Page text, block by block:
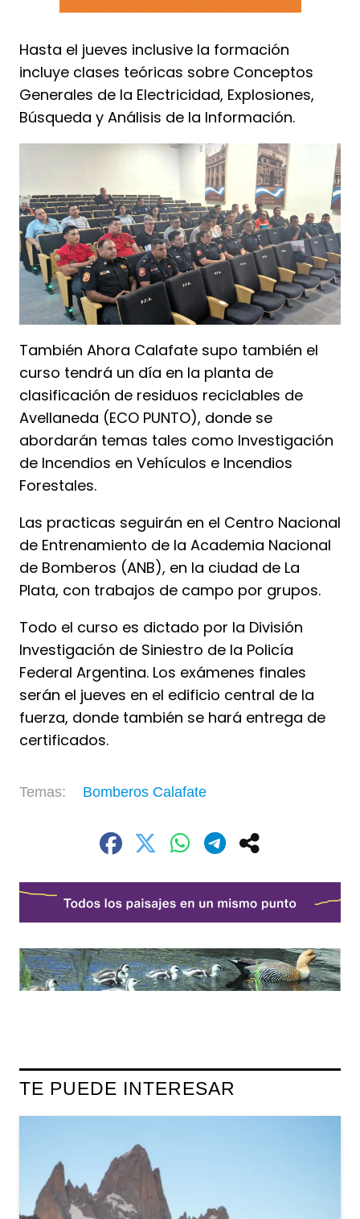
Hasta el jueves inclusive la formación
incluye clases teóricas sobre Conceptos
Generales de la Electricidad, Explosiones,
Búsqueda y Análisis de la Información.
También Ahora Calafate supo también el
curso tendrá un día en la planta de
clasificación de residuos reciclables de
Avellaneda (ECO PUNTO), donde se
abordarán temas tales como Investigación
de Incendios en Vehículos e Incendios
Forestales.
Las practicas seguirán en el Centro Nacional
de Entrenamiento de la Academia Nacional
de Bomberos (ANB), en la ciudad de La
Plata, con trabajos de campo por grupos.
Todo el curso es dictado por la División
Investigación de Siniestro de la Policía
Federal Argentina. Los exámenes finales
serán el jueves en el edificio central de la
fuerza, donde también se hará entrega de
certificados.
Bomberos Calafate
TE PUEDE INTERESAR